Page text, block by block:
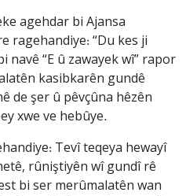
agehdar bi Ajansa
ragehandiye: “Du kes ji
“E û zawayek wî” rapor
kasibkarên gundê
de şer û pêvçûna hêzên
xwe ve hebûye.
Tevî teqeya hewayî
rûniştiyên wî gundî rê
bi ser merûmalatên wan